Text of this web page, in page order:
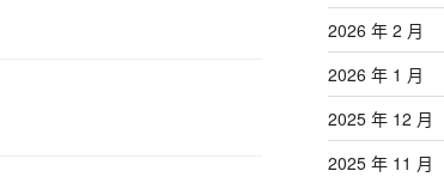
2026 年 2 月
2026 年 1 月
2025 年 12 月
2025 年 11 月